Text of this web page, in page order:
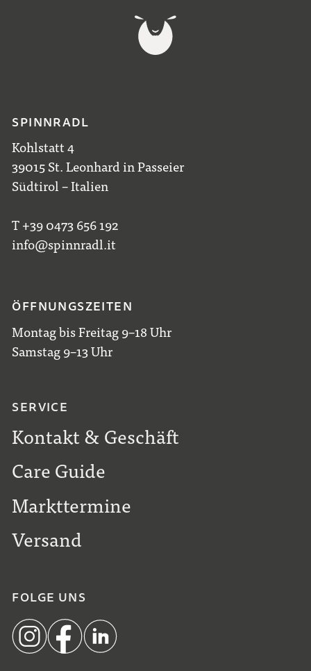
SPINNRADL
Kohlstatt 4
39015 St. Leonhard in Passeier
Südtirol – Italien
T +39 0473 656 192
info@spinnradl.it
ÖFFNUNGSZEITEN
Montag bis Freitag 9–18 Uhr
Samstag 9–13 Uhr
SERVICE
Kontakt & Geschäft
Care Guide
Markttermine
Versand
FOLGE UNS